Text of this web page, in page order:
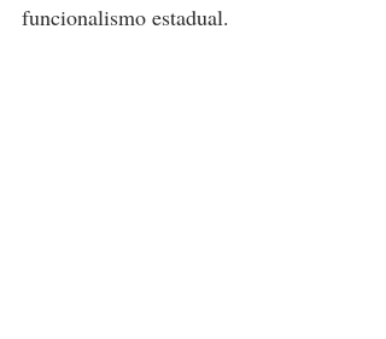
funcionalismo estadual.